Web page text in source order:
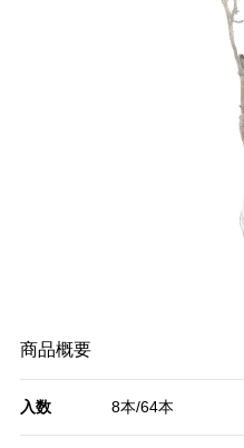
商品概要
入数 8本/64本